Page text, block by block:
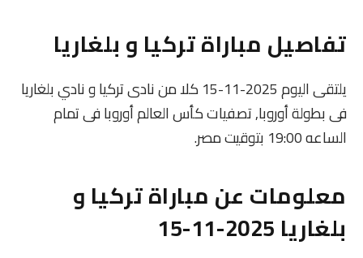
تفاصيل مباراة تركيا و بلغاريا
يلتقى اليوم 2025-11-15 كلا من نادى تركيا و نادي بلغاريا
فى بطولة أوروبا, تصفيات كأس العالم أوروبا فى تمام
الساعه 19:00 بتوقيت مصر.
معلومات عن مباراة تركيا و
بلغاريا 2025-11-15